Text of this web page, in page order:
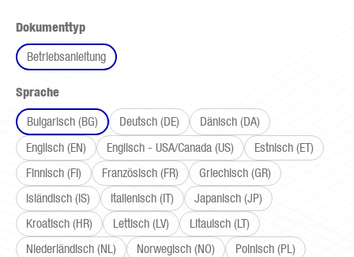
Dokumenttypauswählen
Betriebsanleitung
Spracheauswählen
Bulgarisch (BG)
Deutsch (DE)
Dänisch (DA)
Englisch (EN)
Englisch - USA/Canada (US)
Estnisch (ET)
Finnisch (FI)
Französisch (FR)
Griechisch (GR)
Isländisch (IS)
Italienisch (IT)
Japanisch (JP)
Kroatisch (HR)
Lettisch (LV)
Litauisch (LT)
Niederländisch (NL)
Norwegisch (NO)
Polnisch (PL)